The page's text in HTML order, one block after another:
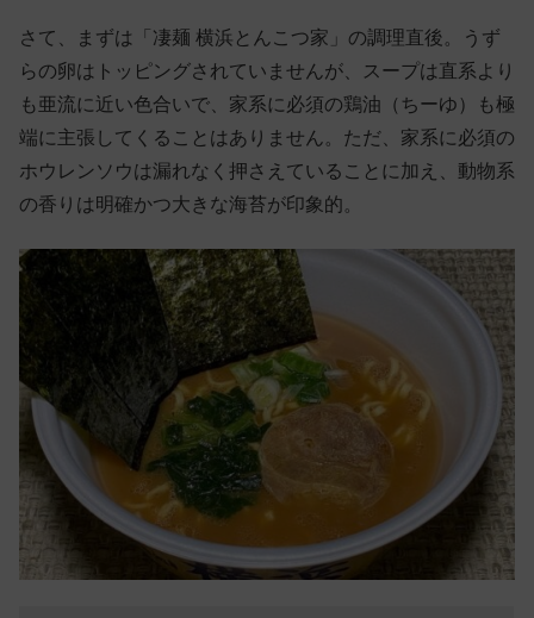
さて、まずは「凄麺 横浜とんこつ家」の調理直後。うず
らの卵はトッピングされていませんが、スープは直系より
も亜流に近い色合いで、家系に必須の鶏油（ちーゆ）も極
端に主張してくることはありません。ただ、家系に必須の
ホウレンソウは漏れなく押さえていることに加え、動物系
の香りは明確かつ大きな海苔が印象的。